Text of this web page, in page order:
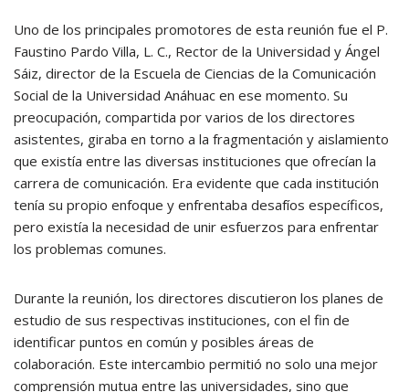
Uno de los principales promotores de esta reunión fue el P.
Faustino Pardo Villa, L. C., Rector de la Universidad y Ángel
Sáiz, director de la Escuela de Ciencias de la Comunicación
Social de la Universidad Anáhuac en ese momento. Su
preocupación, compartida por varios de los directores
asistentes, giraba en torno a la fragmentación y aislamiento
que existía entre las diversas instituciones que ofrecían la
carrera de comunicación. Era evidente que cada institución
tenía su propio enfoque y enfrentaba desafíos específicos,
pero existía la necesidad de unir esfuerzos para enfrentar
los problemas comunes.
Durante la reunión, los directores discutieron los planes de
estudio de sus respectivas instituciones, con el fin de
identificar puntos en común y posibles áreas de
colaboración. Este intercambio permitió no solo una mejor
comprensión mutua entre las universidades, sino que